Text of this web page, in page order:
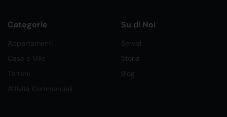
Categorie
Appartamenti
Case e Ville
Terreni
Attività Commerciali
Su di Noi
Servizi
Storia
Blog